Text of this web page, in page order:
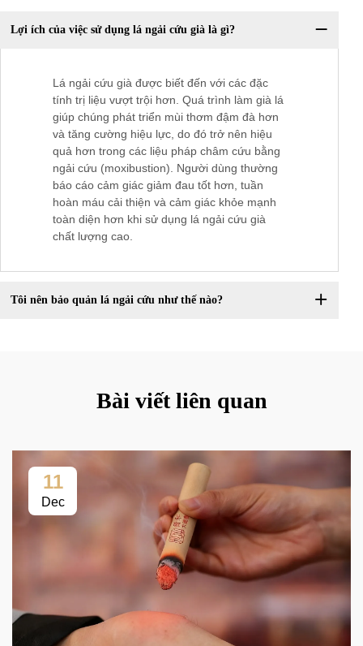
Lợi ích của việc sử dụng lá ngải cứu già là gì?
Lá ngải cứu già được biết đến với các đặc
tính trị liệu vượt trội hơn. Quá trình làm già lá
giúp chúng phát triển mùi thơm đậm đà hơn
và tăng cường hiệu lực, do đó trở nên hiệu
quả hơn trong các liệu pháp châm cứu bằng
ngải cứu (moxibustion). Người dùng thường
báo cáo cảm giác giảm đau tốt hơn, tuần
hoàn máu cải thiện và cảm giác khỏe mạnh
toàn diện hơn khi sử dụng lá ngải cứu già
chất lượng cao.
Tôi nên bảo quản lá ngải cứu như thế nào?
Bài viết liên quan
11
Dec